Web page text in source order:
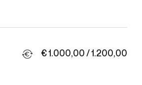
€ 1.000,00 / 1.200,00